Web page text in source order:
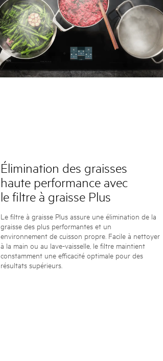
Élimination des graisses
haute performance avec
le filtre à graisse Plus
Le filtre à graisse Plus assure une élimination de la
graisse des plus performantes et un
environnement de cuisson propre. Facile à nettoyer
à la main ou au lave-vaisselle, le filtre maintient
constamment une efficacité optimale pour des
résultats supérieurs.